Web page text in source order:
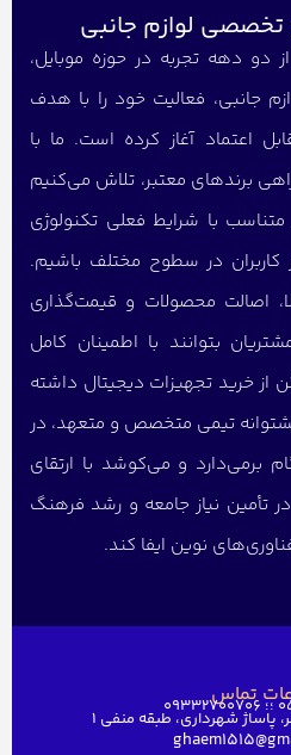
تخصصی لوازم جانبی
دو دهه تجربه در حوزه موبایل،
جانبی، فعالیت خود را با هدف
اعتماد آغاز کرده است. ما با
برندهای معتبر، تلاش می‌کنیم
متناسب با شرایط فعلی تکنولوژی
کاربران در سطوح مختلف باشیم.
اصالت محصولات و قیمت‌گذاری
بتوانند با اطمینان کامل
از خرید تجهیزات دیجیتال داشته
تیمی متخصص و متعهد، در
برمی‌دارد و می‌کوشد با ارتقای
تأمین نیاز جامعه و رشد فرهنگ
نوین ایفا کند.
تماس
پاساژ شهرداری، طبقه منفی ۱